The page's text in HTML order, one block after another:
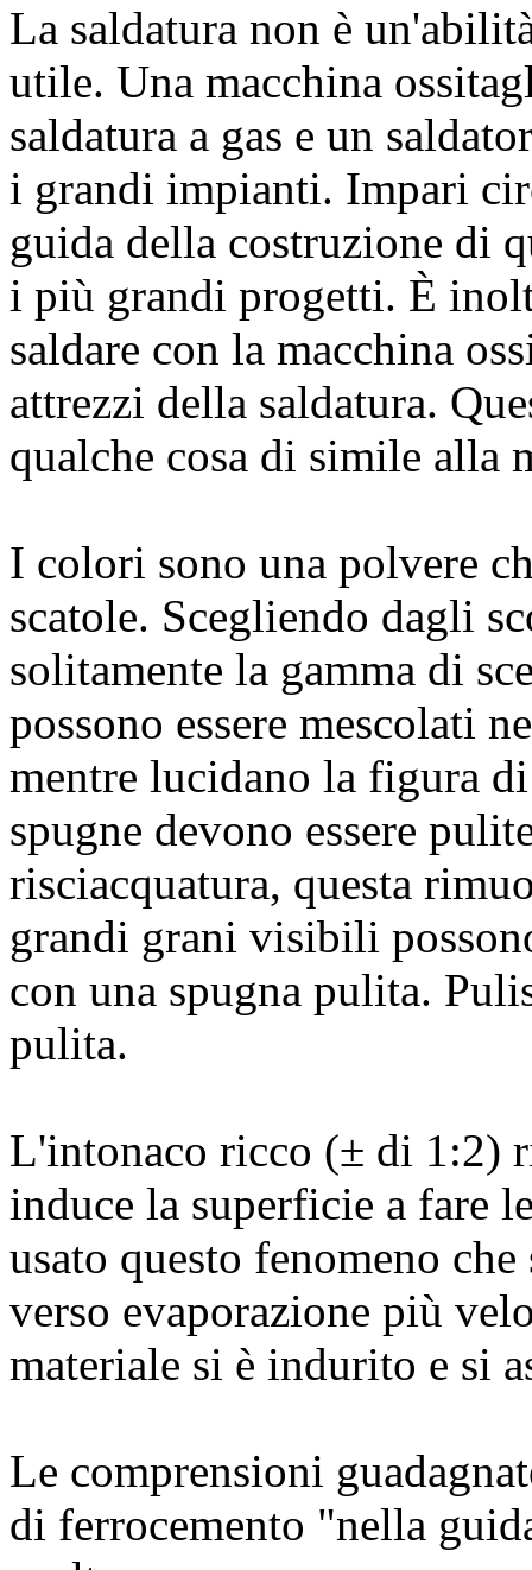
La saldatura non è
utile. Una macchina
saldatura a gas e un
i grandi impianti. Impari
guida della costruzione di
i più grandi progetti. È
saldare con la macchina
attrezzi della saldatura.
qualche cosa di simile alla
I colori sono una polvere
scatole. Scegliendo dagli
solitamente la gamma di
possono essere mescolati
mentre lucidano la figura
spugne devono essere
risciacquatura, questa
grandi grani visibili
con una spugna pulita.
pulita.
L'intonaco ricco (± di 1:2)
induce la superficie a fare
usato questo fenomeno
verso evaporazione più
materiale si è indurito e si
Le comprensioni
di ferrocemento "nella